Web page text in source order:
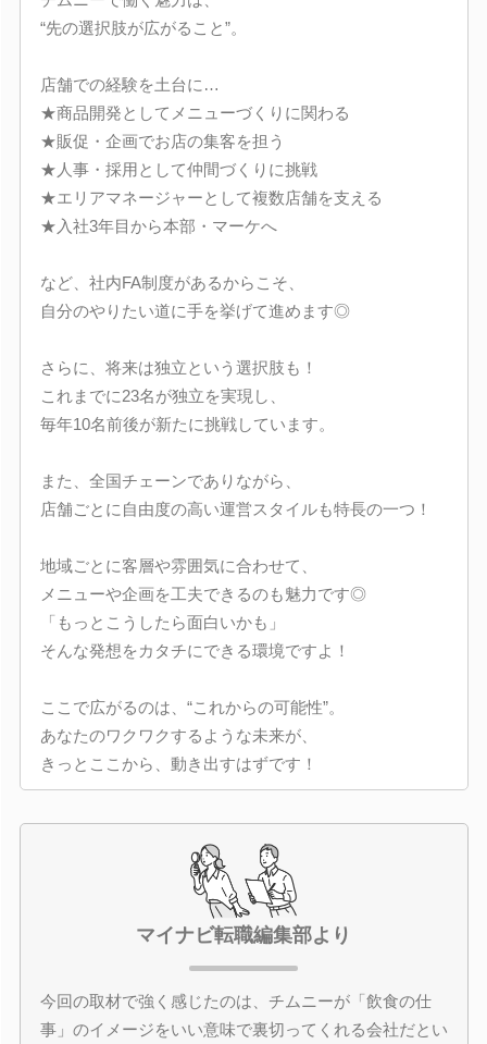
“先の選択肢が広がること”。
店舗での経験を土台に…
★商品開発としてメニューづくりに関わる
★販促・企画でお店の集客を担う
★人事・採用として仲間づくりに挑戦
★エリアマネージャーとして複数店舗を支える
★入社3年目から本部・マーケへ
など、社内FA制度があるからこそ、
自分のやりたい道に手を挙げて進めます◎
さらに、将来は独立という選択肢も！
これまでに23名が独立を実現し、
毎年10名前後が新たに挑戦しています。
また、全国チェーンでありながら、
店舗ごとに自由度の高い運営スタイルも特長の一つ！
地域ごとに客層や雰囲気に合わせて、
メニューや企画を工夫できるのも魅力です◎
「もっとこうしたら面白いかも」
そんな発想をカタチにできる環境ですよ！
ここで広がるのは、“これからの可能性”。
あなたのワクワクするような未来が、
きっとここから、動き出すはずです！
マイナビ転職編集部より
今回の取材で強く感じたのは、チムニーが「飲食の仕
事」のイメージをいい意味で裏切ってくれる会社だとい